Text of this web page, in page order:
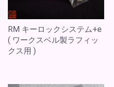
RM キーロックシステム+e
( ワークスベル製ラフィッ
クス用 )